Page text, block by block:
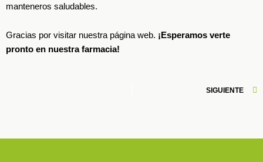
manteneros saludables.
Gracias por visitar nuestra página web. ¡Esperamos verte
pronto en nuestra farmacia!
SIGUIENTE